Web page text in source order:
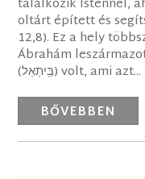
találkozik Istennel,
oltárt épített és
12,8). Ez a hely
Ábrahám
(בֵּֽיתְאֵל) volt, ami azt...
BŐVEBBEN